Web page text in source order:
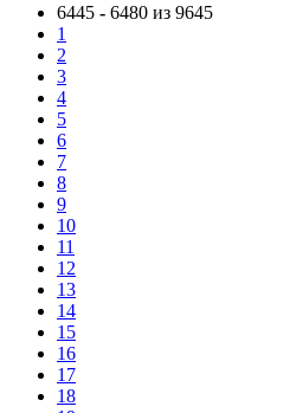
6445 - 6480 из 9645
1
2
3
4
5
6
7
8
9
10
11
12
13
14
15
16
17
18